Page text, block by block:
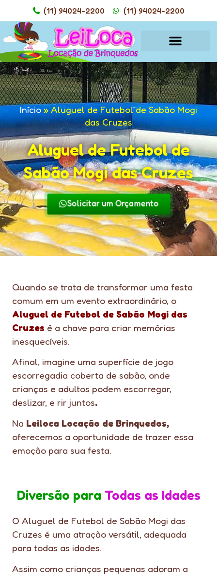
(11) 94024-2200 (11) 94024-2200
Início »Aluguel de Futebol de Sabão Mogi
das Cruzes
Aluguel de Futebol de
Sabão Mogi das Cruzes
Solicitar um Orçamento
Quando se trata de transformar uma festa
comum em um evento extraordinário, o
Aluguel de Futebol de Sabão Mogi das
Cruzes é a chave para criar memórias
inesquecíveis.
Afinal, imagine uma superfície de jogo
escorregadia coberta de sabão, onde
crianças e adultos podem escorregar,
deslizar, e rir juntos.
Na Leiloca Locação de Brinquedos,
oferecemos a oportunidade de trazer essa
emoção para sua festa.
Diversão para Todas as Idades
O Aluguel de Futebol de Sabão Mogi das
Cruzes é uma atração versátil, adequada
para todas as idades.
Assim como crianças pequenas adoram a